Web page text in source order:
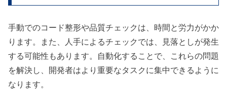
手動でのコード整形や品質チェックは、時間と労力がかか
ります。また、人手によるチェックでは、見落としが発生
する可能性もあります。自動化することで、これらの問題
を解決し、開発者はより重要なタスクに集中できるように
なります。